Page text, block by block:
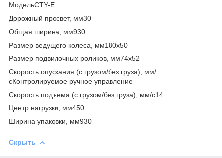
МодельCTY-E
Дорожный просвет, мм30
Общая ширина, мм930
Размер ведущего колеса, мм180х50
Размер подвилочных роликов, мм74х52
Скорость опускания (с грузом/без груза), мм/
сКонтролируемое ручное управление
Скорость подъема (с грузом/без груза), мм/с14
Центр нагрузки, мм450
Ширина упаковки, мм930
Скрыть